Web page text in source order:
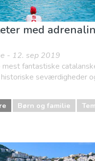
med
- 12. sep 2019
mest fantastiske
seværdigheder
Børn og familie